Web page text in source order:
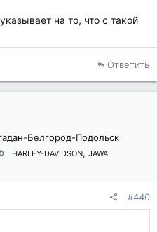
на то, что с такой
Ответить
Белгород-Подольск
HARLEY-DAVIDSON JAWA
#440